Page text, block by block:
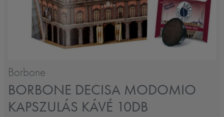
Borbone
BORBONE DECISA MODOMIO
KAPSZULÁS KÁVÉ 10DB